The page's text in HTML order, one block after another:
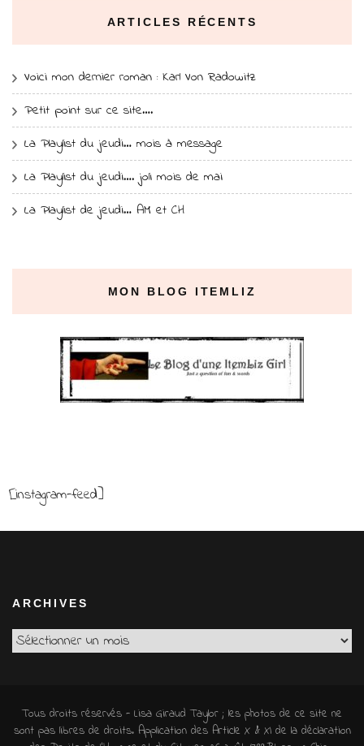
ARTICLES RÉCENTS
Voici mon dernier roman : Karl Von Radowitz
Petit point sur ce site….
La Playlist du jeudi… mois à message
La Playlist du jeudi…. joli mois de mai
La Playlist de jeudi… AM et CH
MON BLOG ITEMLIZ
[instagram-feed]
ARCHIVES
Archives
Tous droits réservés - Lisa Giraud Taylor ; les photos de ce site ne
sont pas libres de droits. Application des Article X & XI de la déclaration